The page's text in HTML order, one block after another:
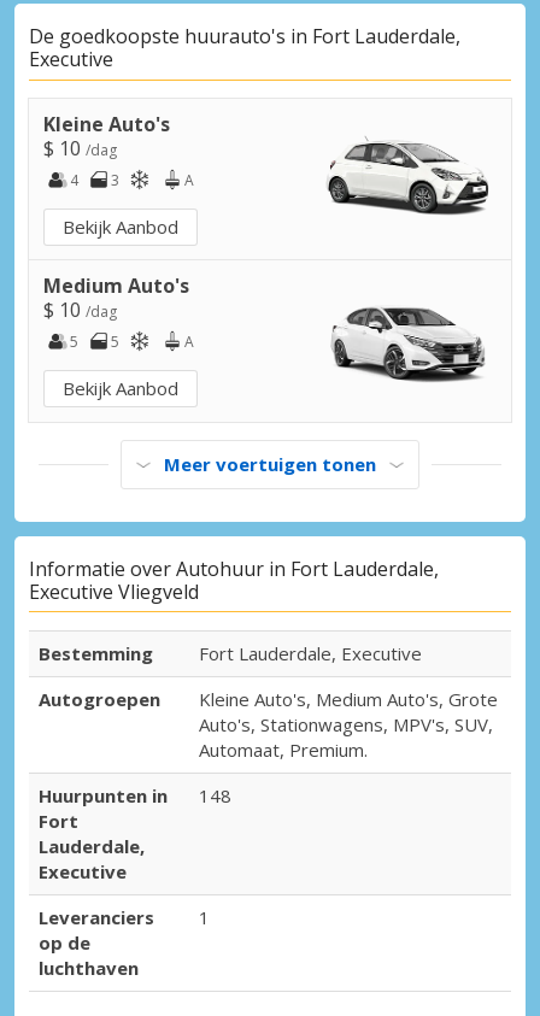
De goedkoopste huurauto's in Fort Lauderdale,
Executive
Kleine Auto's
$ 10 /dag
4
3 A
Bekijk Aanbod
Medium Auto's
$ 10 /dag
5
5 A
Bekijk Aanbod
Meer voertuigen tonen
Informatie over Autohuur in Fort Lauderdale,
Executive Vliegveld
Bestemming
Fort Lauderdale, Executive
Autogroepen
Kleine Auto's, Medium Auto's, Grote
Auto's, Stationwagens, MPV's, SUV,
Automaat, Premium.
Huurpunten in
Fort
Lauderdale,
Executive
148
Leveranciers
op de
luchthaven
1